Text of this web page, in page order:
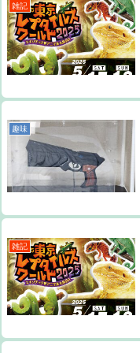
雑記
趣味
雑記